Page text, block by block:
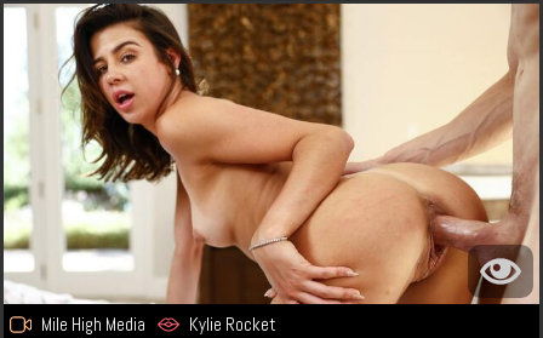
Mile High Media Kylie Rocket